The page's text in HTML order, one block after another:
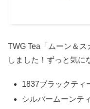
TWG Tea「ムーン＆
しました！ずっと気に
1837ブラックティ
シルバームーンテ